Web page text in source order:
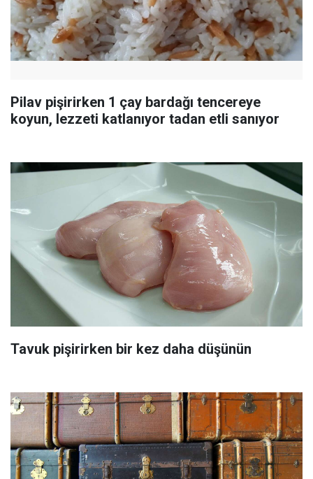
Pilav pişirirken 1 çay bardağı tencereye
koyun, lezzeti katlanıyor tadan etli sanıyor
Tavuk pişirirken bir kez daha düşünün